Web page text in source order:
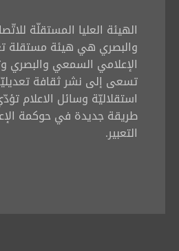
الهيئة العليا المستقلّة
والبصري هي هيئة مستقلة
الإعلامي السمعي والبصري
تسعى إلى نشر ثقافة
استقلاليّة وسائل الاعلام
طريقة جديدة في حوكمة
التعبير.